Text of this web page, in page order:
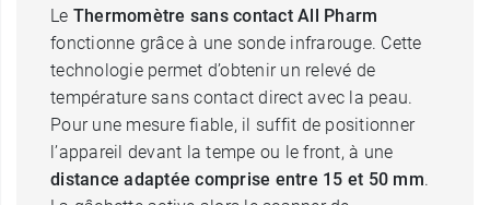
Le Thermomètre sans contact All Pharm
fonctionne grâce à une sonde infrarouge. Cette
technologie permet d’obtenir un relevé de
température sans contact direct avec la peau.
Pour une mesure fiable, il suffit de positionner
l’appareil devant la tempe ou le front, à une
distance adaptée comprise entre 15 et 50 mm.